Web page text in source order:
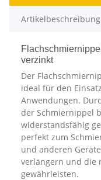
Artikelbeschreibung
verzinkt
Der
ideal für den
Anwendungen.
der Schmiernippel
widerstandsfähig
perfekt zum
und anderen
verlängern und die
gewährleisten.